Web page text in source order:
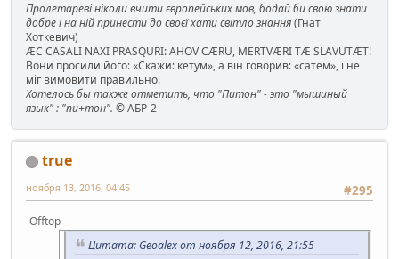
Пролетареві ніколи вчити європейських мов, бодай би свою знати
добре і на ній принести до своєї хати світло знання(Гнат
Хоткевич)
ÆC CASALI NAXI PRASQURI: AHOV CÆRU, MERTVÆRI TÆ SLAVUTÆT!
Вони просили його: «Скажи: кетум», а він говорив: «сатем», і не
міг вимовити правильно.
Хотелось бы также отметить, что "Питон" - это "мышиный
язык" : "пи+тон". © АБР-2
true
#295
ноября 13, 2016, 04:45
Offtop
Цитата: Geoalex от ноября 12, 2016, 21:55